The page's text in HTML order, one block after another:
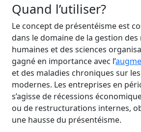
Quand l’utiliser?
Le concept de présentéisme est
dans le domaine de la gestion des
humaines et des sciences
gagné en importance avec l’
et des maladies chroniques sur
modernes. Les entreprises en
s’agisse de récessions
ou de restructurations internes,
une hausse du présentéisme.